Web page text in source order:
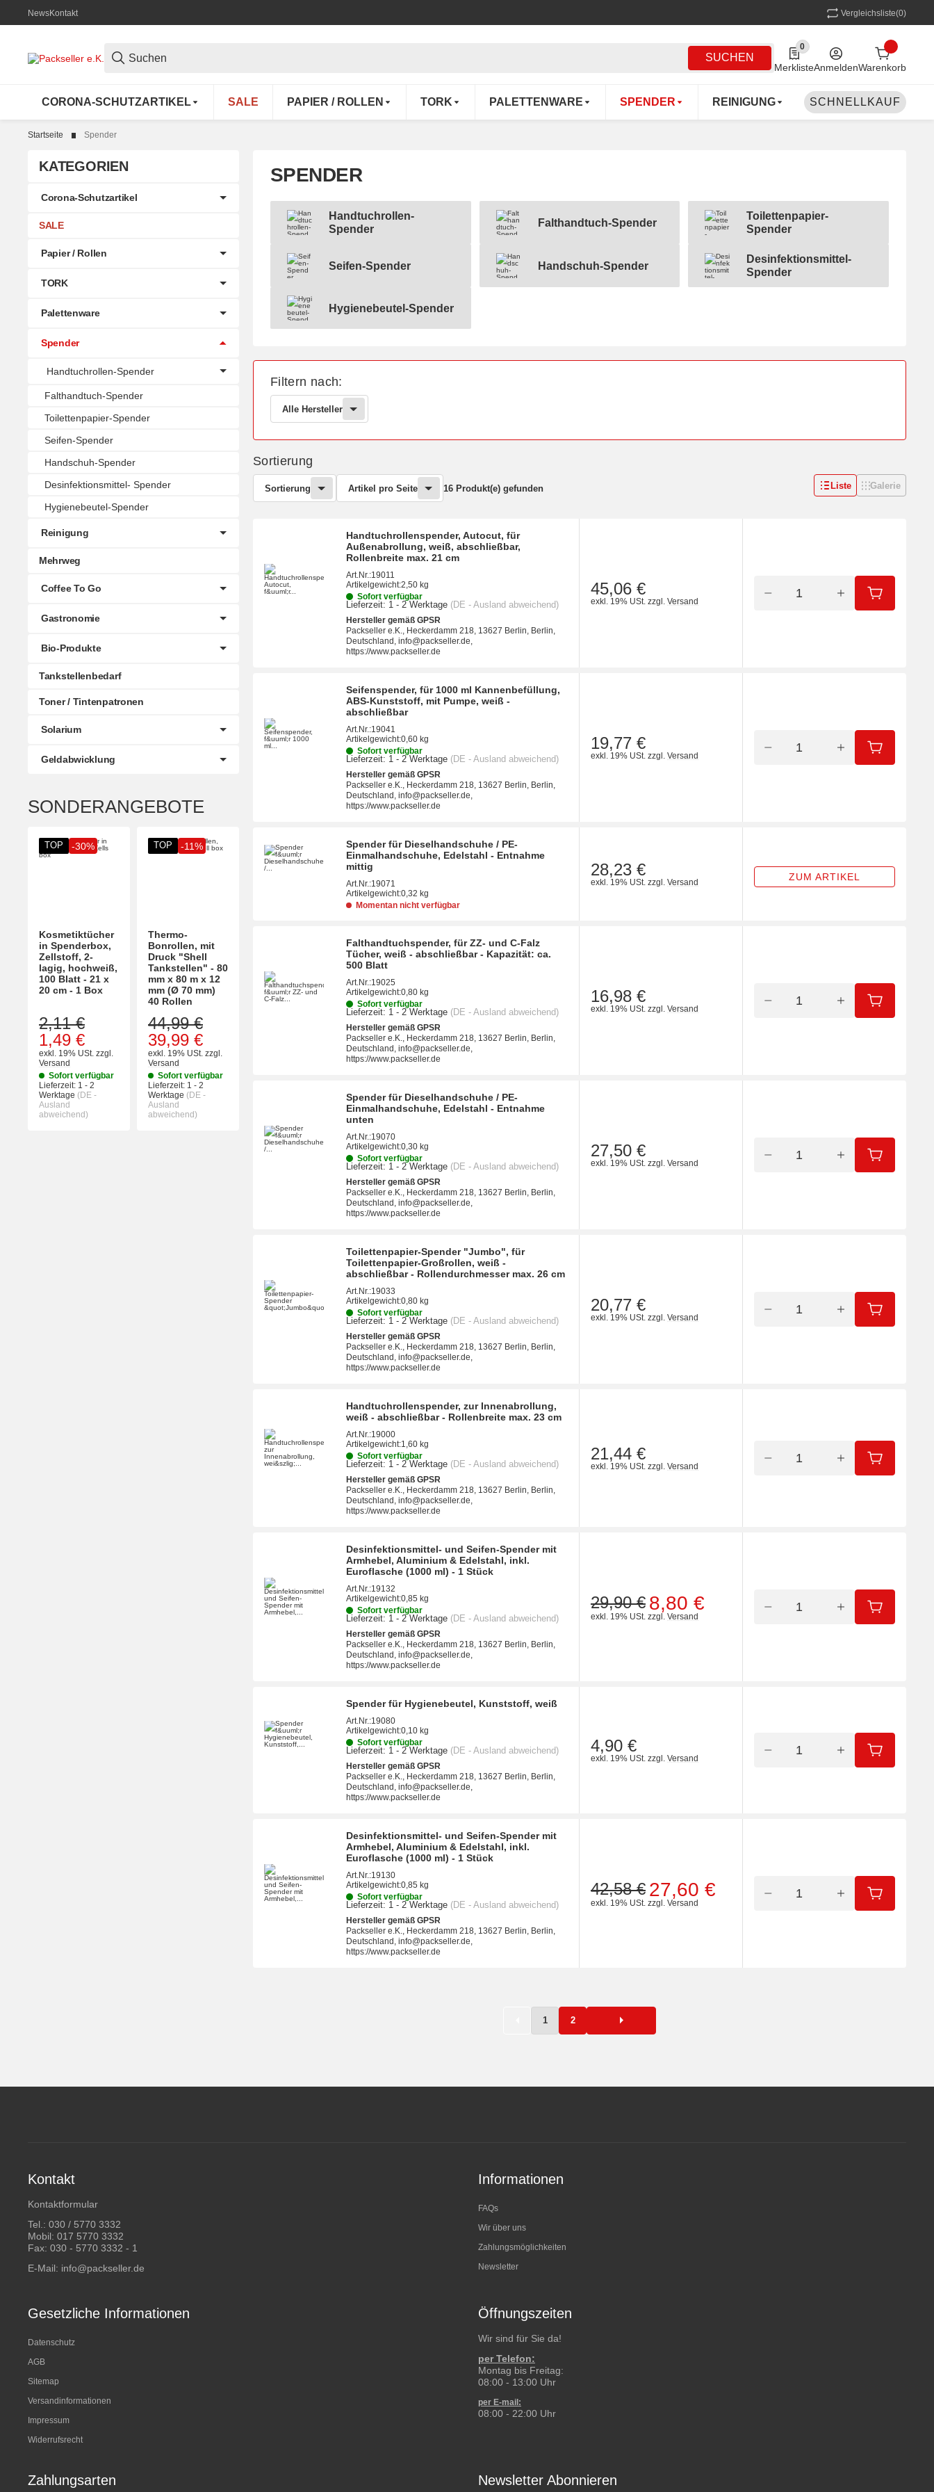
NewsKontakt Vergleichsliste(0)
SUCHEN
0
0 Produkte in der Liste
MerklisteAnmeldenWarenkorb
CORONA-SCHUTZARTIKEL SALE PAPIER / ROLLEN TORK PALETTENWARE SPENDER REINIGUNG MEHRWEG
SCHNELLKAUF
Startseite Spender
SPENDER
Handtuchrollen-Spender
Handtuchrollen-
Spender
Falthandtuch-Spender
Falthandtuch-Spender
Toilettenpapier-Spender
Toilettenpapier-
Spender
Seifen-Spender
Seifen-Spender
Handschuh-Spender
Handschuh-Spender
Desinfektionsmittel- Spender
Desinfektionsmittel-
Spender
Hygienebeutel-Spender
Hygienebeutel-Spender
Filtern nach:
Alle Hersteller
Sortierung
Sortierung Artikel pro Seite 16 Produkt(e) gefunden Liste Galerie
Handtuchrollenspender, Autocut, für
Außenabrollung, weiß, abschließbar,
Rollenbreite max. 21 cm
Art.Nr.:19011
Artikelgewicht:2,50 kg
Sofort verfügbar
Lieferzeit: 1 - 2 Werktage (DE - Ausland abweichend)
Hersteller gemäß GPSR
Packseller e.K., Heckerdamm 218, 13627 Berlin, Berlin,
Deutschland, info@packseller.de,
https://www.packseller.de
45,06 €
exkl. 19% USt. zzgl. Versand IN DEN
Seifenspender, für 1000 ml Kannenbefüllung,
ABS-Kunststoff, mit Pumpe, weiß -
abschließbar
Art.Nr.:19041
Artikelgewicht:0,60 kg
Sofort verfügbar
Lieferzeit: 1 - 2 Werktage (DE - Ausland abweichend)
Hersteller gemäß GPSR
Packseller e.K., Heckerdamm 218, 13627 Berlin, Berlin,
Deutschland, info@packseller.de,
https://www.packseller.de
19,77 €
exkl. 19% USt. zzgl. Versand IN DEN
Spender für Dieselhandschuhe / PE-
Einmalhandschuhe, Edelstahl - Entnahme
mittig
Art.Nr.:19071
Artikelgewicht:0,32 kg
Momentan nicht verfügbar
28,23 €
exkl. 19% USt. zzgl. Versand ZUM ARTIKEL
Falthandtuchspender, für ZZ- und C-Falz
Tücher, weiß - abschließbar - Kapazität: ca.
500 Blatt
Art.Nr.:19025
Artikelgewicht:0,80 kg
Sofort verfügbar
Lieferzeit: 1 - 2 Werktage (DE - Ausland abweichend)
Hersteller gemäß GPSR
Packseller e.K., Heckerdamm 218, 13627 Berlin, Berlin,
Deutschland, info@packseller.de,
https://www.packseller.de
16,98 €
exkl. 19% USt. zzgl. Versand IN DEN
Spender für Dieselhandschuhe / PE-
Einmalhandschuhe, Edelstahl - Entnahme
unten
Art.Nr.:19070
Artikelgewicht:0,30 kg
Sofort verfügbar
Lieferzeit: 1 - 2 Werktage (DE - Ausland abweichend)
Hersteller gemäß GPSR
Packseller e.K., Heckerdamm 218, 13627 Berlin, Berlin,
Deutschland, info@packseller.de,
https://www.packseller.de
27,50 €
exkl. 19% USt. zzgl. Versand IN DEN
Toilettenpapier-Spender "Jumbo", für
Toilettenpapier-Großrollen, weiß -
abschließbar - Rollendurchmesser max. 26 cm
Art.Nr.:19033
Artikelgewicht:0,80 kg
Sofort verfügbar
Lieferzeit: 1 - 2 Werktage (DE - Ausland abweichend)
Hersteller gemäß GPSR
Packseller e.K., Heckerdamm 218, 13627 Berlin, Berlin,
Deutschland, info@packseller.de,
https://www.packseller.de
20,77 €
exkl. 19% USt. zzgl. Versand IN DEN
Handtuchrollenspender, zur Innenabrollung,
weiß - abschließbar - Rollenbreite max. 23 cm
Art.Nr.:19000
Artikelgewicht:1,60 kg
Sofort verfügbar
Lieferzeit: 1 - 2 Werktage (DE - Ausland abweichend)
Hersteller gemäß GPSR
Packseller e.K., Heckerdamm 218, 13627 Berlin, Berlin,
Deutschland, info@packseller.de,
https://www.packseller.de
21,44 €
exkl. 19% USt. zzgl. Versand IN DEN
Desinfektionsmittel- und Seifen-Spender mit
Armhebel, Aluminium & Edelstahl, inkl.
Euroflasche (1000 ml) - 1 Stück
Art.Nr.:19132
Artikelgewicht:0,85 kg
Sofort verfügbar
Lieferzeit: 1 - 2 Werktage (DE - Ausland abweichend)
Hersteller gemäß GPSR
Packseller e.K., Heckerdamm 218, 13627 Berlin, Berlin,
Deutschland, info@packseller.de,
https://www.packseller.de
8,80 €
29,90 €
exkl. 19% USt. zzgl. Versand IN DEN
Spender für Hygienebeutel, Kunststoff, weiß
Art.Nr.:19080
Artikelgewicht:0,10 kg
Sofort verfügbar
Lieferzeit: 1 - 2 Werktage (DE - Ausland abweichend)
Hersteller gemäß GPSR
Packseller e.K., Heckerdamm 218, 13627 Berlin, Berlin,
Deutschland, info@packseller.de,
https://www.packseller.de
4,90 €
exkl. 19% USt. zzgl. Versand IN DEN
Desinfektionsmittel- und Seifen-Spender mit
Armhebel, Aluminium & Edelstahl, inkl.
Euroflasche (1000 ml) - 1 Stück
Art.Nr.:19130
Artikelgewicht:0,85 kg
Sofort verfügbar
Lieferzeit: 1 - 2 Werktage (DE - Ausland abweichend)
Hersteller gemäß GPSR
Packseller e.K., Heckerdamm 218, 13627 Berlin, Berlin,
Deutschland, info@packseller.de,
https://www.packseller.de
27,60 €
42,58 €
exkl. 19% USt. zzgl. Versand IN DEN
1 2
KATEGORIEN
Corona-Schutzartikel
SALE
Papier / Rollen
TORK
Palettenware
Spender
Handtuchrollen-Spender
Falthandtuch-Spender
Toilettenpapier-Spender
Seifen-Spender
Handschuh-Spender
Desinfektionsmittel- Spender
Hygienebeutel-Spender
Reinigung
Mehrweg
Coffee To Go
Gastronomie
Bio-Produkte
Tankstellenbedarf
Toner / Tintenpatronen
Solarium
Geldabwicklung
SONDERANGEBOTE
TOP -30%
Kosmetiktücher
in Spenderbox,
Zellstoff, 2-
lagig, hochweiß,
100 Blatt - 21 x
20 cm - 1 Box
1,49 €
2,11 €
exkl. 19% USt. zzgl.
Versand
Sofort verfügbar
Lieferzeit: 1 - 2
Werktage (DE -
Ausland
abweichend)
TOP -11%
Thermo-
Bonrollen, mit
Druck "Shell
Tankstellen" - 80
mm x 80 m x 12
mm (Ø 70 mm)
40 Rollen
39,99 €
44,99 €
exkl. 19% USt. zzgl.
Versand
Sofort verfügbar
Lieferzeit: 1 - 2
Werktage (DE -
Ausland
abweichend)
Kontakt
Kontaktformular
Tel.: 030 / 5770 3332
Mobil: 017 5770 3332
Fax: 030 - 5770 3332 - 1
E-Mail: info@packseller.de
Informationen
FAQs
Wir über uns
Zahlungsmöglichkeiten
Newsletter
Gesetzliche Informationen
Datenschutz
AGB
Sitemap
Versandinformationen
Impressum
Widerrufsrecht
Öffnungszeiten
Wir sind für Sie da!
per Telefon:
Montag bis Freitag:
08:00 - 13:00 Uhr
per E-mail:
08:00 - 22:00 Uhr
Zahlungsarten Newsletter Abonnieren